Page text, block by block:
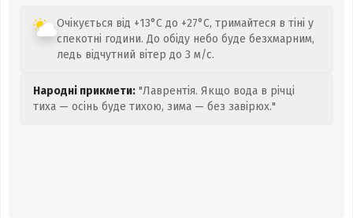
Очікується від +13°C до +27°C, тримайтеся в тіні у
спекотні години. До обіду небо буде безхмарним,
ледь відчутний вітер до 3 м/с.
Народні прикмети: "Лаврентія. Якщо вода в річці
тиха — осінь буде тихою, зима — без завірюх."